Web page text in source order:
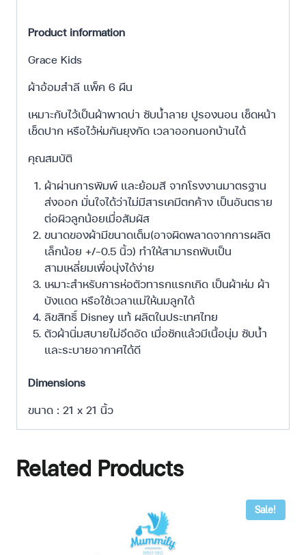
Product information
Grace Kids
ผ้าอ้อมสำลี แพ็ค 6 ผืน
เหมาะกับไว้เป็นผ้าพาดบ่า ซับน้ำลาย ปูรองนอน เช็ดหน้า
เช็ดปาก หรือไว้ห่มกันยุงกัด เวลาออกนอกบ้านได้
คุณสมบัติ
ผ้าผ่านการพิมพ์ และย้อมสี จากโรงงานมาตรฐาน
ส่งออก มั่นใจได้ว่าไม่มีสารเคมีตกค้าง เป็นอันตราย
ต่อผิวลูกน้อยเมื่อสัมผัส
ขนาดของผ้ามีขนาดเต็ม(อาจผิดพลาดจากการผลิต
เล็กน้อย +/-0.5 นิ้ว) ทำให้สามารถพับเป็น
สามเหลี่ยมเพื่อนุ่งได้ง่าย
เหมาะสำหรับการห่อตัวทารกแรกเกิด เป็นผ้าห่ม ผ้า
บังแดด หรือใช้เวลาแม่ให้นมลูกได้
ลิขสิทธิ์ Disney แท้ ผลิตในประเทศไทย
ตัวผ้านิ่มสบายไม่อึดอัด เมื่อซักแล้วมีเนื้อนุ่ม ซับน้ำ
และระบายอากาศได้ดี
Dimensions
ขนาด : 21 x 21 นิ้ว
Related Products
Sale!